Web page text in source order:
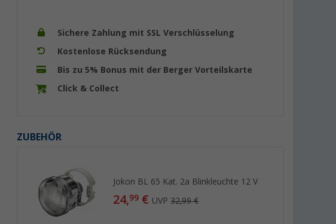
Sichere Zahlung mit SSL Verschlüsselung
Kostenlose Rücksendung
Bis zu 5% Bonus mit der Berger Vorteilskarte
Click & Collect
ZUBEHÖR
Jokon BL 65 Kat. 2a Blinkleuchte 12 V
24,99 € UVP32,99 €
Aluminium Schwarz (Höhe 38
(20) (Über 100)
UVP 35,50 €